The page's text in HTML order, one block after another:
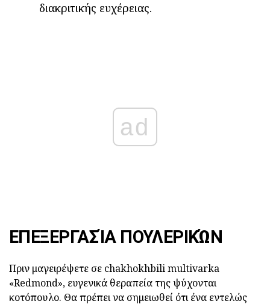
διακριτικής ευχέρειας.
ad
ΕΠΕΞΕΡΓΑΣΊΑ ΠΟΥΛΕΡΙΚΏΝ
Πριν μαγειρέψετε σε chakhokhbili multivarka
«Redmond», ευγενικά θεραπεία της ψύχονται
κοτόπουλο. Θα πρέπει να σημειωθεί ότι ένα εντελώς